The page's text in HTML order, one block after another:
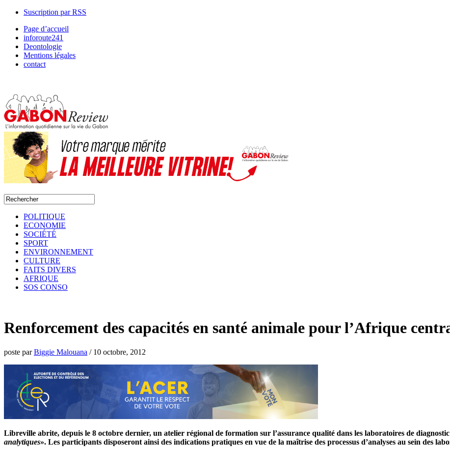
Suscription par RSS
Page d’accueil
inforoute241
Deontologie
Mentions légales
contact
POLITIQUE
ECONOMIE
SOCIÉTÉ
SPORT
ENVIRONNEMENT
CULTURE
FAITS DIVERS
AFRIQUE
SOS CONSO
Renforcement des capacités en santé animale pour l’Afrique
poste parBiggie Malouana / 10 octobre, 2012
Libreville abrite, depuis le 8 octobre dernier, un atelier régional de formation sur l’assurance qualité dans les laboratoires de
analytiques». Les participants disposeront ainsi des indications pratiques en vue de la maîtrise des processus d’analyses au sein des